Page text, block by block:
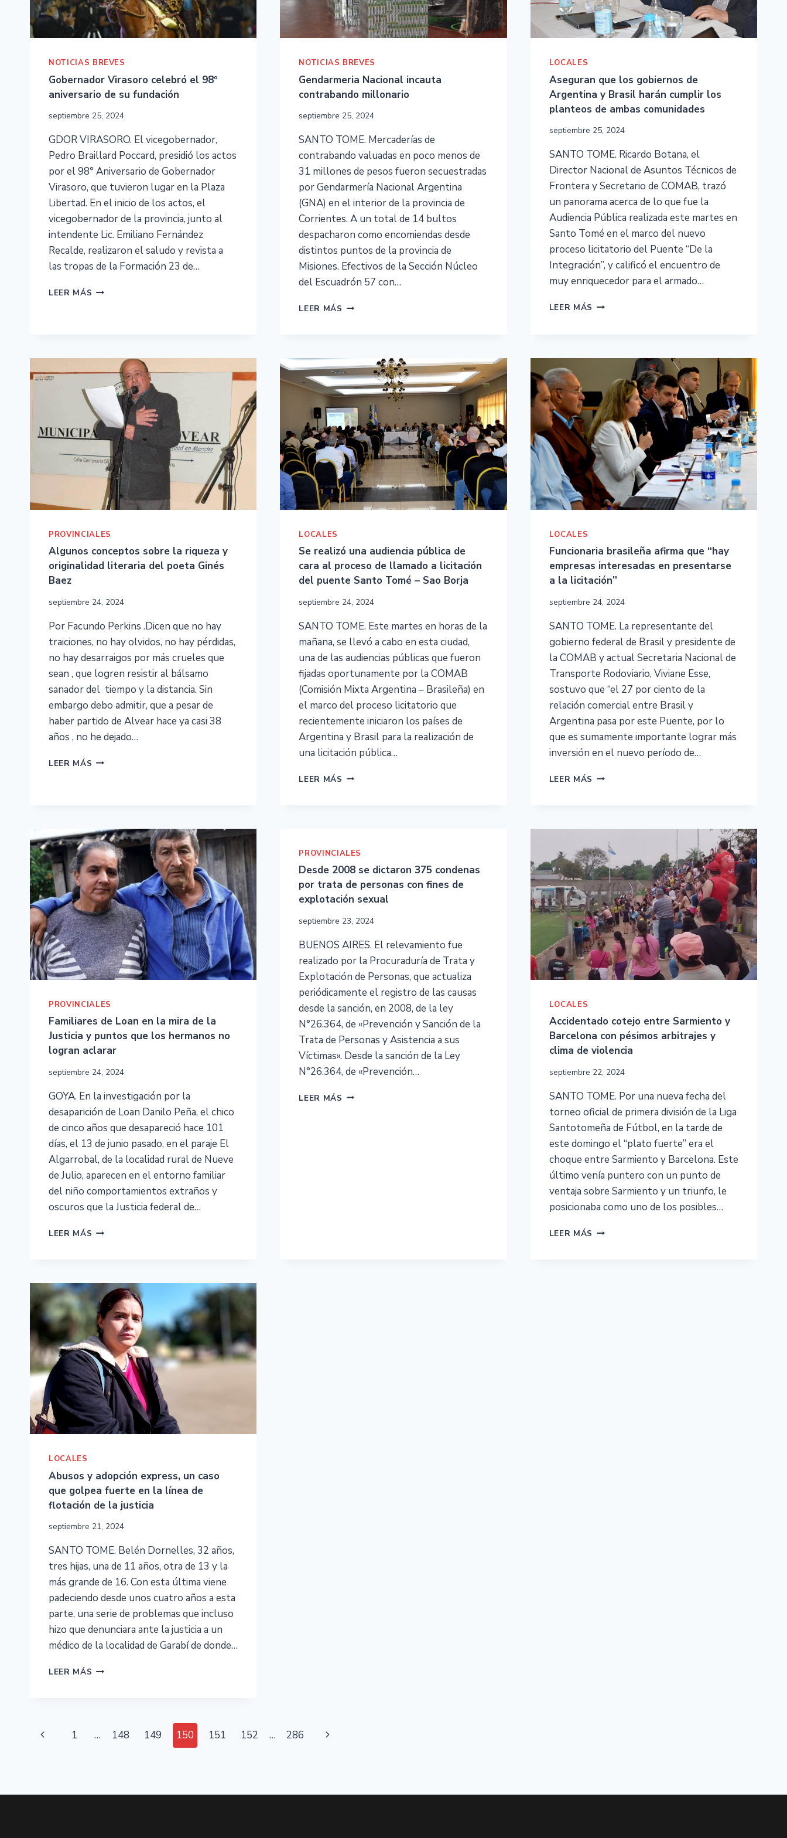
NOTICIAS BREVES
Gobernador Virasoro celebró el 98º
aniversario de su fundación
septiembre 25, 2024
GDOR VIRASORO. El vicegobernador,
Pedro Braillard Poccard, presidió los actos
por el 98° Aniversario de Gobernador
Virasoro, que tuvieron lugar en la Plaza
Libertad. En el inicio de los actos, el
vicegobernador de la provincia, junto al
intendente Lic. Emiliano Fernández
Recalde, realizaron el saludo y revista a
las tropas de la Formación 23 de…
LEER MÁS
NOTICIAS BREVES
Gendarmeria Nacional incauta
contrabando millonario
septiembre 25, 2024
SANTO TOME. Mercaderías de
contrabando valuadas en poco menos de
31 millones de pesos fueron secuestradas
por Gendarmería Nacional Argentina
(GNA) en el interior de la provincia de
Corrientes. A un total de 14 bultos
despacharon como encomiendas desde
distintos puntos de la provincia de
Misiones. Efectivos de la Sección Núcleo
del Escuadrón 57 con…
LEER MÁS
LOCALES
Aseguran que los gobiernos de
Argentina y Brasil harán cumplir los
planteos de ambas comunidades
septiembre 25, 2024
SANTO TOME. Ricardo Botana, el
Director Nacional de Asuntos Técnicos de
Frontera y Secretario de COMAB, trazó
un panorama acerca de lo que fue la
Audiencia Pública realizada este martes en
Santo Tomé en el marco del nuevo
proceso licitatorio del Puente “De la
Integración”, y calificó el encuentro de
muy enriquecedor para el armado…
LEER MÁS
PROVINCIALES
Algunos conceptos sobre la riqueza y
originalidad literaria del poeta Ginés
Baez
septiembre 24, 2024
Por Facundo Perkins .Dicen que no hay
traiciones, no hay olvidos, no hay pérdidas,
no hay desarraigos por más crueles que
sean , que logren resistir al bálsamo
sanador del tiempo y la distancia. Sin
embargo debo admitir, que a pesar de
haber partido de Alvear hace ya casi 38
años , no he dejado…
LEER MÁS
LOCALES
Se realizó una audiencia pública de
cara al proceso de llamado a licitación
del puente Santo Tomé – Sao Borja
septiembre 24, 2024
SANTO TOME. Este martes en horas de la
mañana, se llevó a cabo en esta ciudad,
una de las audiencias públicas que fueron
fijadas oportunamente por la COMAB
(Comisión Mixta Argentina – Brasileña) en
el marco del proceso licitatorio que
recientemente iniciaron los países de
Argentina y Brasil para la realización de
una licitación pública…
LEER MÁS
LOCALES
Funcionaria brasileña afirma que “hay
empresas interesadas en presentarse
a la licitación”
septiembre 24, 2024
SANTO TOME. La representante del
gobierno federal de Brasil y presidente de
la COMAB y actual Secretaria Nacional de
Transporte Rodoviario, Viviane Esse,
sostuvo que “el 27 por ciento de la
relación comercial entre Brasil y
Argentina pasa por este Puente, por lo
que es sumamente importante lograr más
inversión en el nuevo período de…
LEER MÁS
PROVINCIALES
Familiares de Loan en la mira de la
Justicia y puntos que los hermanos no
logran aclarar
septiembre 24, 2024
GOYA. En la investigación por la
desaparición de Loan Danilo Peña, el chico
de cinco años que desapareció hace 101
días, el 13 de junio pasado, en el paraje El
Algarrobal, de la localidad rural de Nueve
de Julio, aparecen en el entorno familiar
del niño comportamientos extraños y
oscuros que la Justicia federal de…
LEER MÁS
PROVINCIALES
Desde 2008 se dictaron 375 condenas
por trata de personas con fines de
explotación sexual
septiembre 23, 2024
BUENOS AIRES. El relevamiento fue
realizado por la Procuraduría de Trata y
Explotación de Personas, que actualiza
periódicamente el registro de las causas
desde la sanción, en 2008, de la ley
N°26.364, de «Prevención y Sanción de la
Trata de Personas y Asistencia a sus
Víctimas». Desde la sanción de la Ley
N°26.364, de «Prevención…
LEER MÁS
LOCALES
Accidentado cotejo entre Sarmiento y
Barcelona con pésimos arbitrajes y
clima de violencia
septiembre 22, 2024
SANTO TOME. Por una nueva fecha del
torneo oficial de primera división de la Liga
Santotomeña de Fútbol, en la tarde de
este domingo el “plato fuerte” era el
choque entre Sarmiento y Barcelona. Este
último venía puntero con un punto de
ventaja sobre Sarmiento y un triunfo, le
posicionaba como uno de los posibles…
LEER MÁS
LOCALES
Abusos y adopción express, un caso
que golpea fuerte en la línea de
flotación de la justicia
septiembre 21, 2024
SANTO TOME. Belén Dornelles, 32 años,
tres hijas, una de 11 años, otra de 13 y la
más grande de 16. Con esta última viene
padeciendo desde unos cuatro años a esta
parte, una serie de problemas que incluso
hizo que denunciara ante la justicia a un
médico de la localidad de Garabí de donde…
LEER MÁS
1 … 148 149 150 151 152 … 286